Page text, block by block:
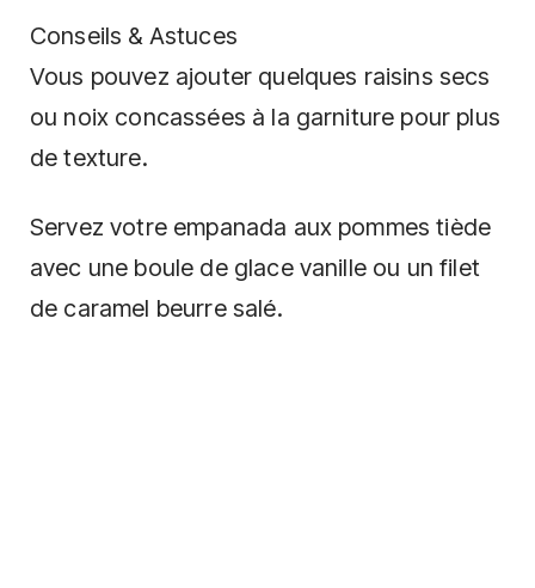
Conseils & Astuces
Vous pouvez ajouter quelques raisins secs
ou noix concassées à la garniture pour plus
de texture.
Servez votre empanada aux pommes tiède
avec une boule de glace vanille ou un filet
de caramel beurre salé.